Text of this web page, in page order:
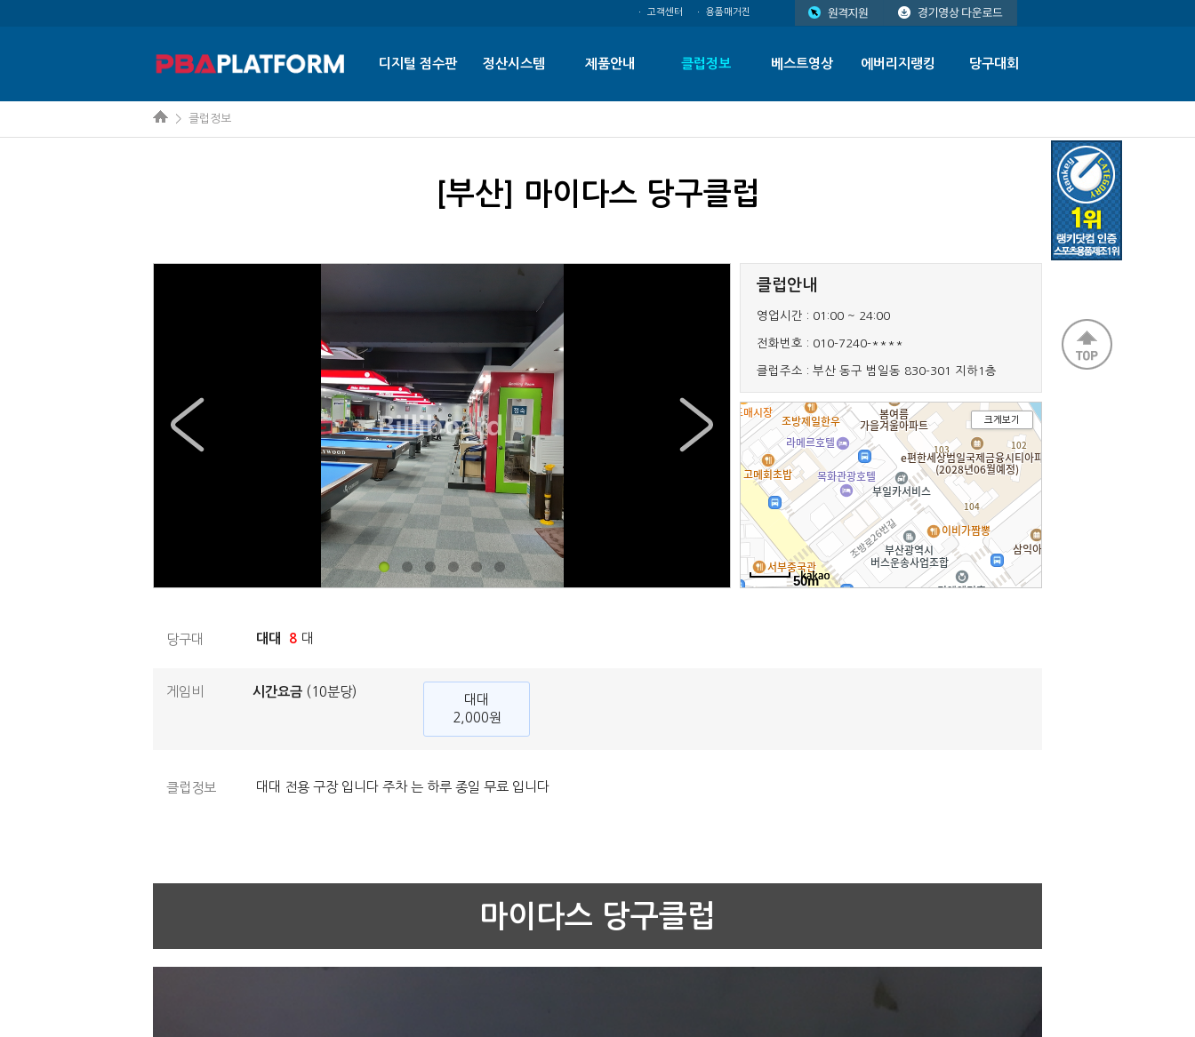
ㆍ 고객센터 ㆍ 용품매거진
디지털 점수판 정산시스템 제품안내 클럽정보 베스트영상 에버리지랭킹 당구대회
> 클럽정보
[부산] 마이다스 당구클럽
클럽안내
영업시간 : 01:00 ~ 24:00
전화번호 : 010-7240-****
클럽주소 : 부산 동구 범일동 830-301 지하1층
50m
크게보기
당구대 대대 8 대
게임비 시간요금 (10분당)
대대
2,000원
클럽정보 대대 전용 구장 입니다 주차 는 하루 종일 무료 입니다
마이다스 당구클럽